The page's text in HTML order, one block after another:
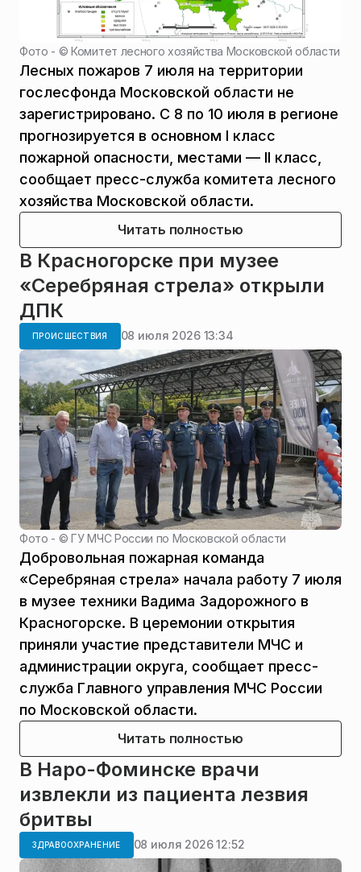
Фото - ©Комитет лесного хозяйства Московской области
Лесных пожаров 7 июля на территории
гослесфонда Московской области не
зарегистрировано. С 8 по 10 июля в регионе
прогнозируется в основном I класс
пожарной опасности, местами — II класс,
сообщает пресс-служба комитета лесного
хозяйства Московской области.
Читать полностью
В Красногорске при музее
«Серебряная стрела» открыли
ДПК
ПРОИСШЕСТВИЯ 08 июля 2026 13:34
Фото - ©ГУ МЧС России по Московской области
Добровольная пожарная команда
«Серебряная стрела» начала работу 7 июля
в музее техники Вадима Задорожного в
Красногорске. В церемонии открытия
приняли участие представители МЧС и
администрации округа, сообщает пресс-
служба Главного управления МЧС России
по Московской области.
Читать полностью
В Наро-Фоминске врачи
извлекли из пациента лезвия
бритвы
ЗДРАВООХРАНЕНИЕ 08 июля 2026 12:52